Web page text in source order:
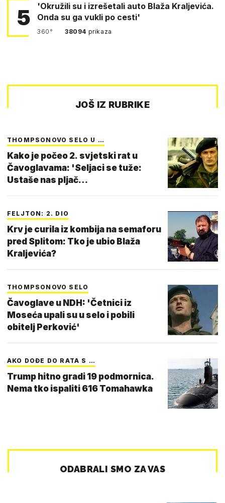
5
'Okružili su i izrešetali auto Blaža Kraljevića.
Onda su ga vukli po cesti'
360° 38094 prikaza
JOŠ IZ RUBRIKE
THOMPSONOVO SELO U …
Kako je počeo 2. svjetski rat u
Čavoglavama: 'Seljaci se tuže:
Ustaše nas pljač…
FELJTON: 2. DIO
Krv je curila iz kombija na semaforu
pred Splitom: Tko je ubio Blaža
Kraljevića?
THOMPSONOVO SELO
Čavoglave u NDH: 'Četnici iz
Moseća upali su u selo i pobili
obitelj Perković'
AKO DOĐE DO RATA S …
Trump hitno gradi 19 podmornica.
Nema tko ispaliti 616 Tomahawka